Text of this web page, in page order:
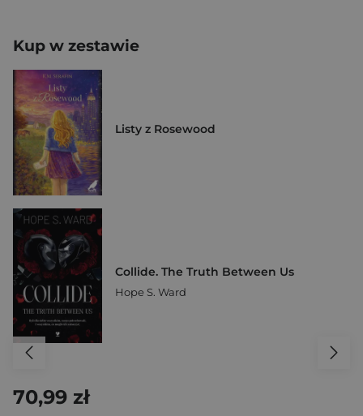
Kup w zestawie
Listy z Rosewood
Collide. The Truth Between Us
Hope S. Ward
70,99 zł